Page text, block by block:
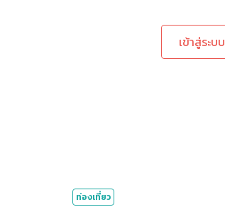
เข้าสู่ระบบ
ท่องเที่ยว